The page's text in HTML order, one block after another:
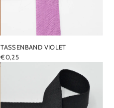
TASSENBAND VIOLET
€0,25